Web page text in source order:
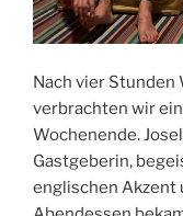
Nach vier Stunden
verbrachten wir
Wochenende.
Gastgeberin,
englischen Akzent